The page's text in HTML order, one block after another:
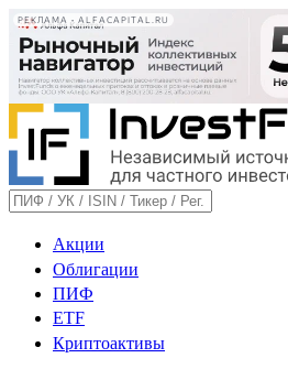
РЕКЛАМА • ALFACAPITAL.RU
Акции
Облигации
ПИФ
ETF
Криптоактивы